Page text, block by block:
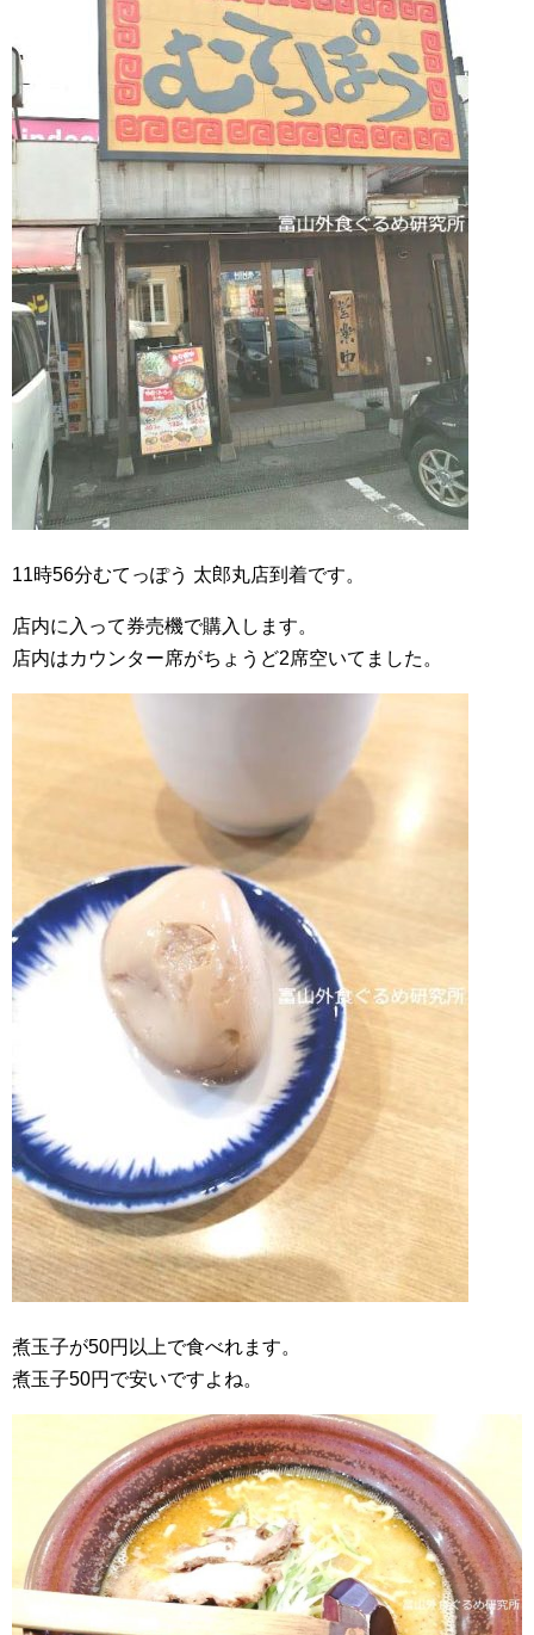
11時56分むてっぽう 太郎丸店到着です。
店内に入って券売機で購入します。
店内はカウンター席がちょうど2席空いてました。
煮玉子が50円以上で食べれます。
煮玉子50円で安いですよね。